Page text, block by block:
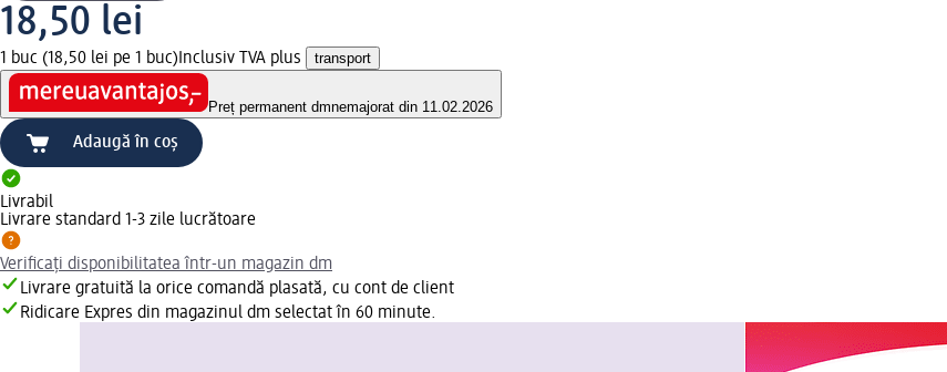
18,50 lei
1 buc (18,50 lei pe 1 buc) Inclusiv TVA plus transport
Preț permanent dmnemajorat din 11.02.2026
Adaugă în coș
Livrabil
Livrare standard 1-3 zile lucrătoare
Verificați disponibilitatea într-un magazin dm
Livrare gratuită la orice comandă plasată, cu cont de client
Ridicare Expres din magazinul dm selectat în 60 minute.